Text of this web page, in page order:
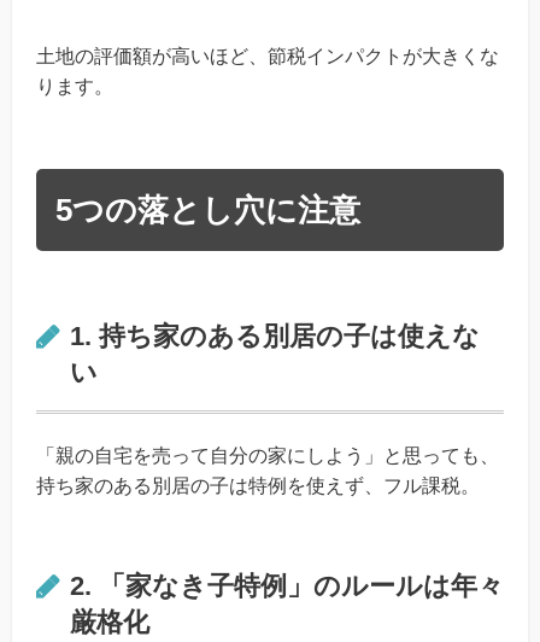
土地の評価額が高いほど、節税インパクトが大きくな
ります。
5つの落とし穴に注意
1. 持ち家のある別居の子は使えな
い
「親の自宅を売って自分の家にしよう」と思っても、
持ち家のある別居の子は特例を使えず、フル課税。
2. 「家なき子特例」のルールは年々
厳格化